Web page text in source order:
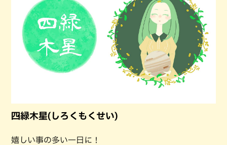
四緑木星(しろくもくせい)
嬉しい事の多い一日に！